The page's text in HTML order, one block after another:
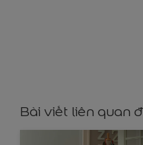
Bài viết liên quan